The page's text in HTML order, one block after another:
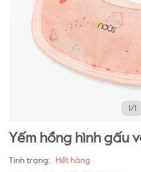
1/1
Yếm hồng hình gấu
Tình trạng:
Hết hàng